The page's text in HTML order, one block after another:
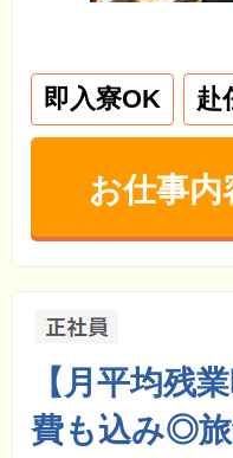
即入寮OK 赴
お仕事内
【月平均残
費も込み◎